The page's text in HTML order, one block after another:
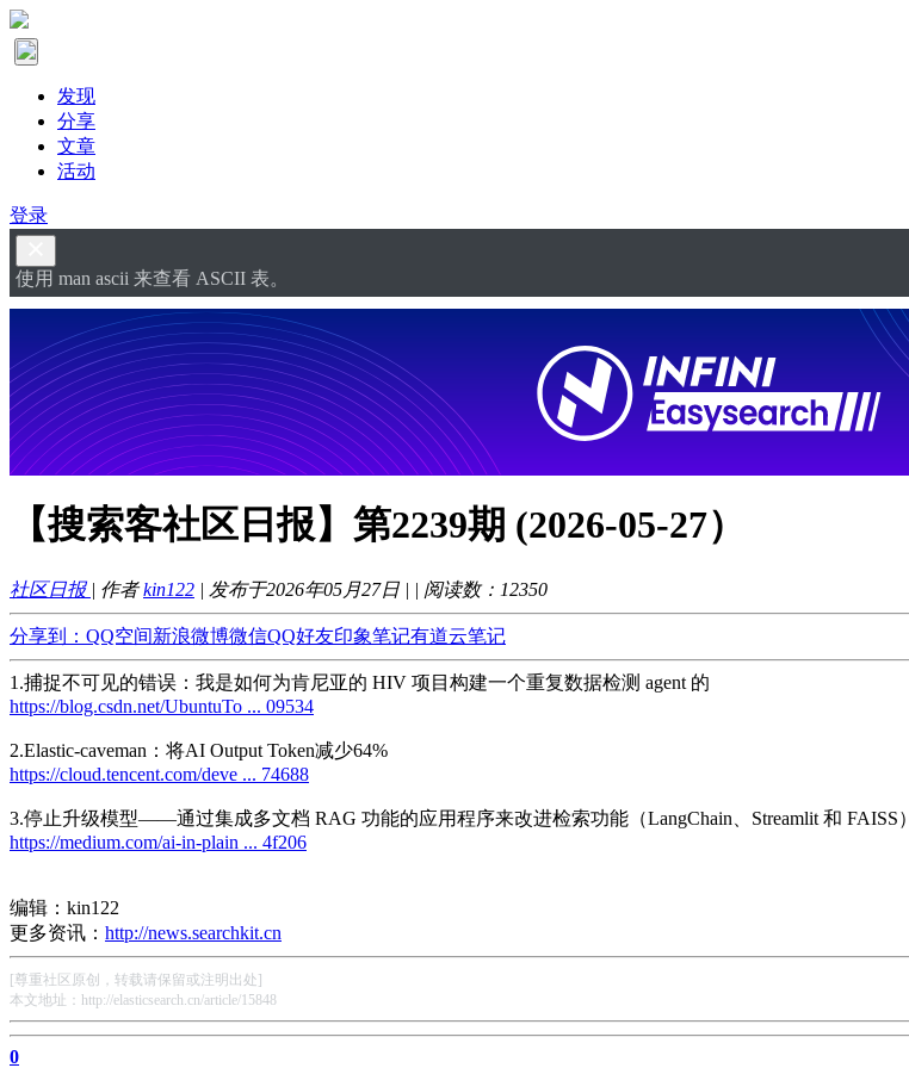
发现
分享
文章
活动
登录
使用 man ascii 来查看 ASCII 表。
【搜索客社区日报】第2239期 (2026-05-27）
社区日报 | 作者kin122 | 发布于2026年05月27日 | | 阅读数： 12350
分享到： QQ空间新浪微博微信QQ好友印象笔记有道云笔记
1.捕捉不可见的错误：我是如何为肯尼亚的 HIV 项目构建一个重复数据检测 agent 的
https://blog.csdn.net/UbuntuTo ... 09534
2.Elastic-caveman：将AI Output Token减少64%
https://cloud.tencent.com/deve ... 74688
3.停止升级模型——通过集成多文档 RAG 功能的应用程序来改进检索功能（LangChain、Streamlit 和 FAISS）
https://medium.com/ai-in-plain ... 4f206
编辑：kin122
更多资讯： http://news.searchkit.cn
[尊重社区原创，转载请保留或注明出处]
本文地址：http://elasticsearch.cn/article/15848
0